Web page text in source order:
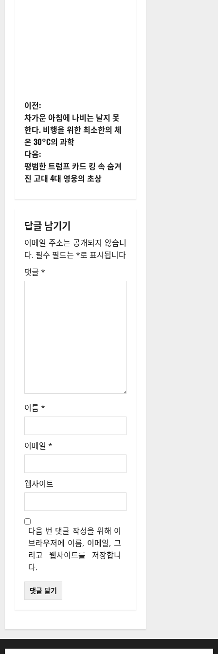
게
시
물
내
이
션
이전:
차가운 아침에 나비는 날지 못
한다. 비행을 위한 최소한의 체
온 30°C의 과학
다음:
평범한 트럼프 카드 킹 속 숨겨
진 고대 4대 영웅의 초상
답글 남기기
이메일 주소는 공개되지 않습니
다. 필수 필드는 *로 표시됩니다
댓글 *
이름 *
이메일 *
웹사이트
다음 번 댓글 작성을 위해 이
브라우저에 이름, 이메일, 그
리고 웹사이트를 저장합니
다.